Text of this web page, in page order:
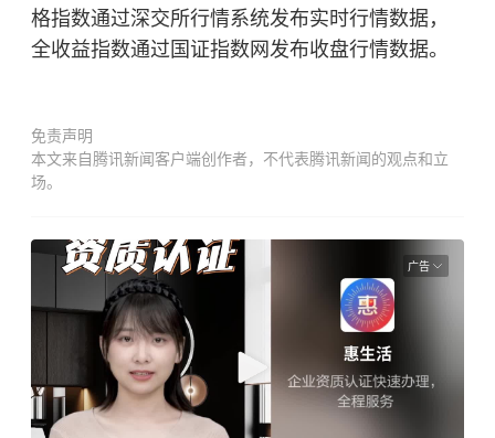
格指数通过深交所行情系统发布实时行情数据，
全收益指数通过国证指数网发布收盘行情数据。
免责声明
本文来自腾讯新闻客户端创作者，不代表腾讯新闻的观点和立
场。
广告